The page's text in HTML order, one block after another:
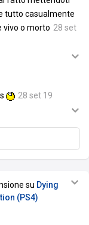
tutto casualmente
vivo o morto 28 set
28 set 19
su Dying
(PS4)